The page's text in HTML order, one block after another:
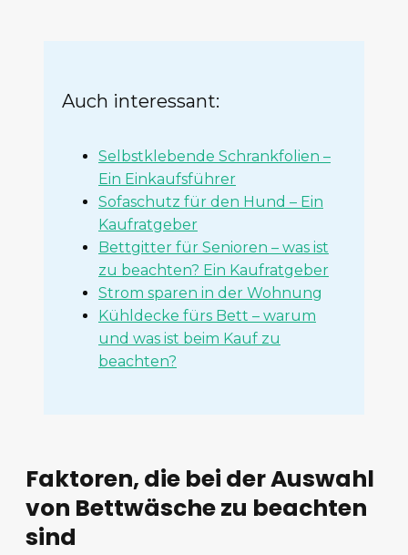
Auch interessant:
Selbstklebende Schrankfolien –
Ein Einkaufsführer
Sofaschutz für den Hund – Ein
Kaufratgeber
Bettgitter für Senioren – was ist
zu beachten? Ein Kaufratgeber
Strom sparen in der Wohnung
Kühldecke fürs Bett – warum
und was ist beim Kauf zu
beachten?
Faktoren, die bei der Auswahl
von Bettwäsche zu beachten
sind